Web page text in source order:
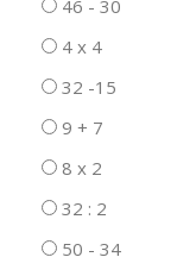
46 - 30
4 х 4
32 -15
9 + 7
8 х 2
32 : 2
50 - 34